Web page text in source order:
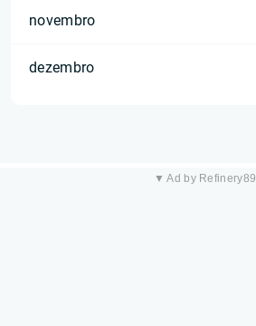
novembro
dezembro
▼ Ad by Refinery89